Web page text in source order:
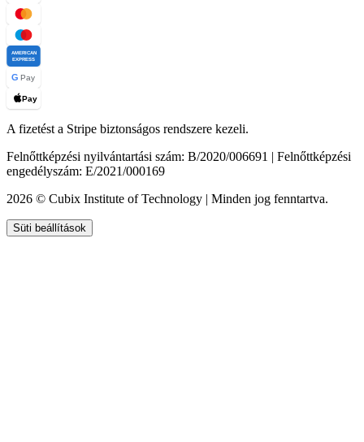
AMERICAN
EXPRESS
G Pay
Pay
A fizetést a Stripe biztonságos rendszere kezeli.
Felnőttképzési nyilvántartási szám: B/2020/006691 | Felnőttképzési
engedélyszám: E/2021/000169
2026 © Cubix Institute of Technology | Minden jog fenntartva.
Süti beállítások